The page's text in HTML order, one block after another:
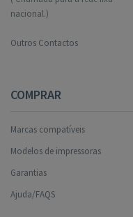
nacional.)
Outros Contactos
COMPRAR
Marcas compatíveis
Modelos de impressoras
Garantias
Ajuda/FAQS